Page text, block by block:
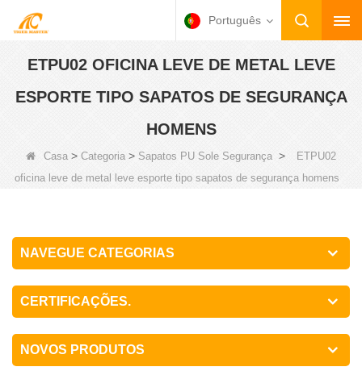
Português
ETPU02 OFICINA LEVE DE METAL LEVE
ESPORTE TIPO SAPATOS DE SEGURANÇA
HOMENS
Casa > Categoria > Sapatos PU Sole Segurança >
ETPU02
oficina leve de metal leve esporte tipo sapatos de segurança homens
NAVEGUE CATEGORIAS
CERTIFICAÇÕES.
NOVOS PRODUTOS